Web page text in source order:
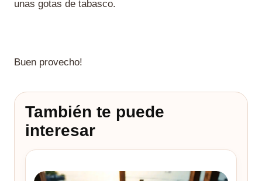
unas gotas de tabasco.
Buen provecho!
También te puede
interesar